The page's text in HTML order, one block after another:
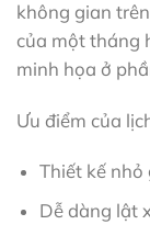
không gian
của một tháng
minh họa ở
Ưu điểm của
Thiết kế nhỏ
Dễ dàng lật